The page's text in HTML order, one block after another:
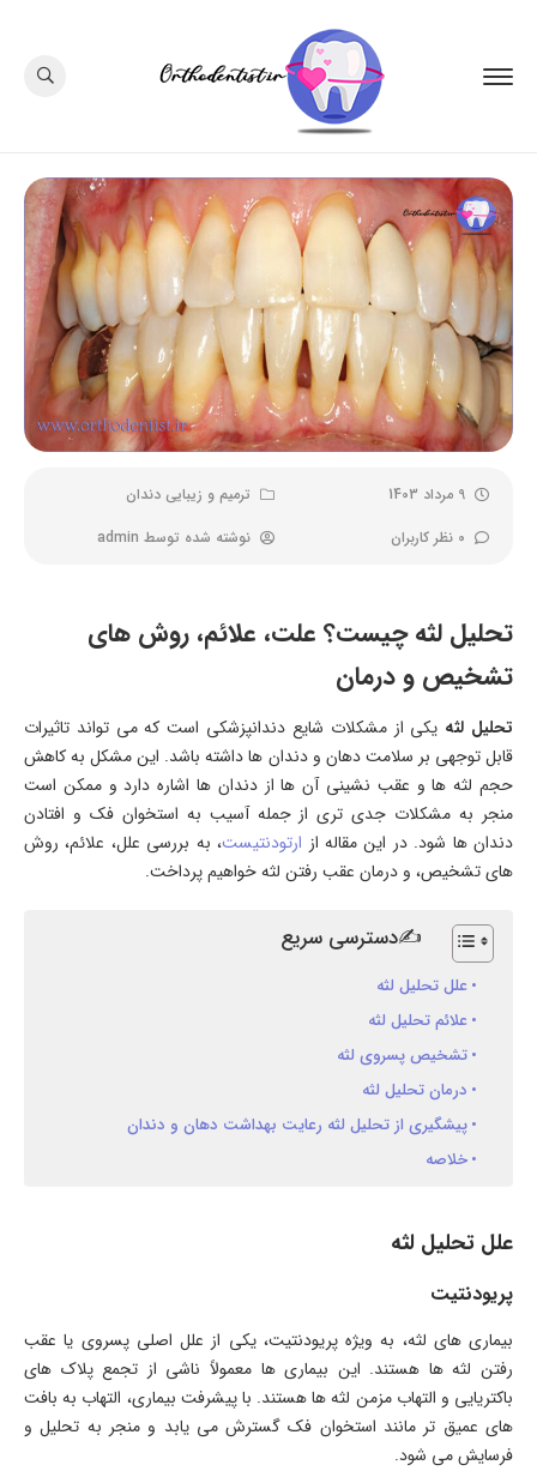
9 مرداد 1403
ترمیم و زیبایی دندان
0 نظر کاربران
نوشته شده توسط admin
تحلیل لثه چیست؟ علت، علائم، روش های
تشخیص و درمان
تحلیل لثه یکی از مشکلات شایع دندانپزشکی است که می تواند تاثیرات
قابل توجهی بر سلامت دهان و دندان ها داشته باشد. این مشکل به کاهش
حجم لثه ها و عقب نشینی آن ها از دندان ها اشاره دارد و ممکن است
منجر به مشکلات جدی تری از جمله آسیب به استخوان فک و افتادن
دندان ها شود. در این مقاله از ارتودنتیست، به بررسی علل، علائم، روش
های تشخیص، و درمان عقب رفتن لثه خواهیم پرداخت.
✍دسترسی سریع
علل تحلیل لثه
علائم تحلیل لثه
تشخیص پسروی لثه
درمان تحلیل لثه
پیشگیری از تحلیل لثه رعایت بهداشت دهان و دندان
خلاصه
علل تحلیل لثه
پریودنتیت
بیماری های لثه، به ویژه پریودنتیت، یکی از علل اصلی پسروی یا عقب
رفتن لثه ها هستند. این بیماری ها معمولاً ناشی از تجمع پلاک های
باکتریایی و التهاب مزمن لثه ها هستند. با پیشرفت بیماری، التهاب به بافت
های عمیق تر مانند استخوان فک گسترش می یابد و منجر به تحلیل و
فرسایش می شود.